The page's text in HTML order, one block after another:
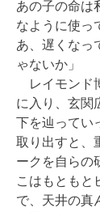
あの子の命は
なように使っ
あ、遅くなっ
ゃないか」
レイモンド
に入り、玄関
下を辿ってい
取り出すと、
ークを自らの
こはもともと
で、天井の真